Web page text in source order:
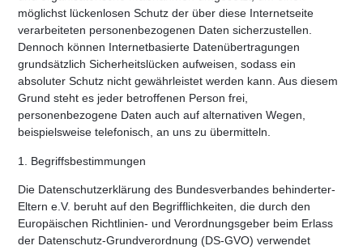
möglichst lückenlosen Schutz der über diese Internetseite
verarbeiteten personenbezogenen Daten sicherzustellen.
Dennoch können Internetbasierte Datenübertragungen
grundsätzlich Sicherheitslücken aufweisen, sodass ein
absoluter Schutz nicht gewährleistet werden kann. Aus diesem
Grund steht es jeder betroffenen Person frei,
personenbezogene Daten auch auf alternativen Wegen,
beispielsweise telefonisch, an uns zu übermitteln.
1. Begriffsbestimmungen
Die Datenschutzerklärung des Bundesverbandes behinderter-
Eltern e.V. beruht auf den Begrifflichkeiten, die durch den
Europäischen Richtlinien- und Verordnungsgeber beim Erlass
der Datenschutz-Grundverordnung (DS-GVO) verwendet